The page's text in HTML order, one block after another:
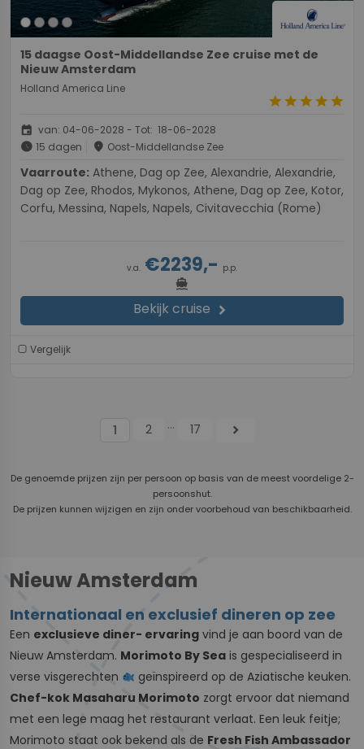
15 daagse Oost-Middellandse Zee cruise met de
Nieuw Amsterdam
Holland America Line
starstarstarstarstar
event van: 04-06-2028 - Tot: 18-06-2028
schedule 15 dagen place Oost-Middellandse Zee
Vaarroute:
Dag op Zee, Rhodos, Mykonos, Athene, Dag op Zee, Kotor,
Corfu, Messina, Napels, Napels, Civitavecchia (Rome)
v.a. €2239,- p.p.
directions_boat
Bekijk cruise chevron_right
Vergelijk
1 2 ... 17 chevron_right
De genoemde prijzen zijn per persoon op basis van de meest voordelige 2-
persoonshut.
De prijzen kunnen wijzigen en zijn onder voorbehoud van beschikbaarheid.
Nieuw Amsterdam
Internationaal en exclusief dineren op zee
Een exclusieve diner- ervaring vind je aan boord van de
Nieuw Amsterdam. Morimoto By Sea is gespecialiseerd in
verse visgerechten
geïnspireerd op de Aziatische keuken.
Chef-kok Masaharu Morimoto zorgt ervoor dat niemand
met een lege maag het restaurant verlaat. Een leuk feitje;
Morimoto staat ook bekend als de Fresh Fish Ambassador